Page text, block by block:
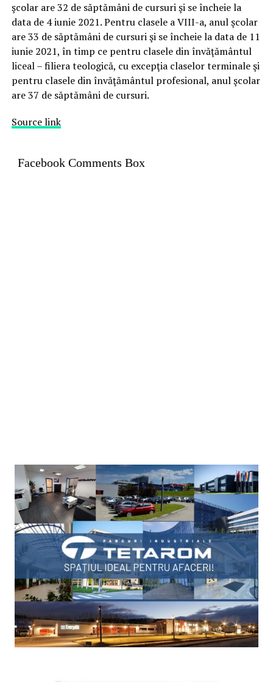
şcolar are 32 de săptămâni de cursuri şi se încheie la
data de 4 iunie 2021. Pentru clasele a VIII-a, anul şcolar
are 33 de săptămâni de cursuri şi se încheie la data de 11
iunie 2021, în timp ce pentru clasele din învăţământul
liceal – filiera teologică, cu excepţia claselor terminale şi
pentru clasele din învăţământul profesional, anul şcolar
are 37 de săptămâni de cursuri.
Source link
Facebook Comments Box